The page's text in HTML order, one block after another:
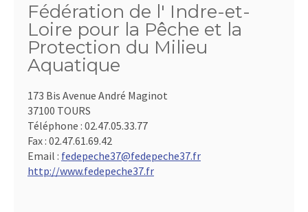
Fédération de l' Indre-et-
Loire pour la Pêche et la
Protection du Milieu
Aquatique
173 Bis Avenue André Maginot
37100 TOURS
Téléphone : 02.47.05.33.77
Fax : 02.47.61.69.42
Email : fedepeche37@fedepeche37.fr
http://www.fedepeche37.fr